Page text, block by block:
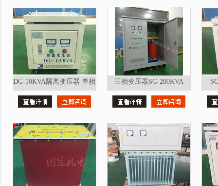
DG-10KVA隔离变压器 单相
变压器
三相变压器SG-200KVA